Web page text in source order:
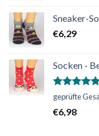
Sneaker-
€6,29
Socken -
Bewertet
von 5
geprüfte
€6,98